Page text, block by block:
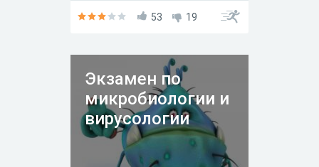
53 19
Экзамен по
микробиологии и
вирусологии